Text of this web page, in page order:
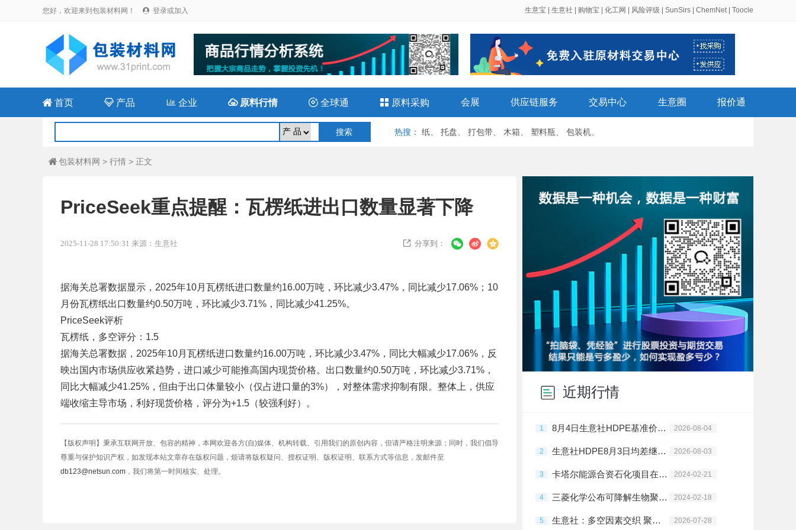
您好，欢迎来到包装材料网！  登录或加入 生意宝 生意社 购物宝 化工网 风险评级 SunSirs ChemNet| Toocle
 首页  产品 企业 原料行情  全球通  原料采购 会展 供应链服务 交易中心 生意圈 报价通
热搜 ： 纸 托盘 打包带 木箱 塑料瓶 包装机
 包装材料网 > 行情 > 正文
PriceSeek重点提醒：瓦楞纸进出口数量显著下降
2025-11-28 17:50:31 来源：生意社  分享到：
据海关总署数据显示，2025年10月瓦楞纸进口数量约16.00万吨，环比减少3.47%，同比减少17.06%；10
月份瓦楞纸出口数量约0.50万吨，环比减少3.71%，同比减少41.25%。
PriceSeek评析
瓦楞纸，多空评分：1.5
据海关总署数据，2025年10月瓦楞纸进口数量约16.00万吨，环比减少3.47%，同比大幅减少17.06%，反
映出国内市场供应收紧趋势，进口减少可能推高国内现货价格。出口数量约0.50万吨，环比减少3.71%，
同比大幅减少41.25%，但由于出口体量较小（仅占进口量的3%），对整体需求抑制有限。整体上，供应
端收缩主导市场，利好现货价格，评分为+1.5（较强利好）。
【版权声明】秉承互联网开放、包容的精神，本网欢迎各方(自)媒体、机构转载、引用我们的原创内容，但请严格注明来源；同时，我们倡导
尊重与保护知识产权，如发现本站文章存在版权问题，烦请将版权疑问、授权证明、版权证明、联系方式等信息，发邮件至
db123@netsun.com ，我们将第一时间核实、处理。
近期行情
1 8月4日生意社HDPE基准价为10462.50元/吨 2026-08-04
2 生意社HDPE8月3日均差继续负向扩大为-117.50元/吨 2026-08-03
3 卡塔尔能源合资石化项目在拉斯拉凡投建 2024-02-21
4 三菱化学公布可降解生物聚酯树脂新材料 2024-02-18
5 生意社：多空因素交织 聚乙烯高位震荡 2026-07-28